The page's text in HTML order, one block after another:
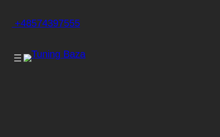
+48574397555